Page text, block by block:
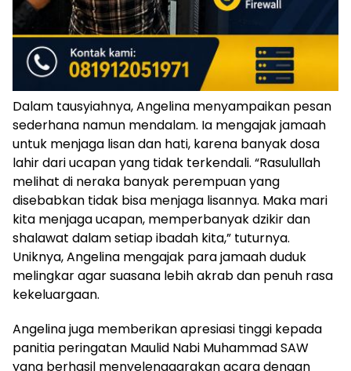
Dalam tausyiahnya, Angelina menyampaikan pesan
sederhana namun mendalam. Ia mengajak jamaah
untuk menjaga lisan dan hati, karena banyak dosa
lahir dari ucapan yang tidak terkendali. “Rasulullah
melihat di neraka banyak perempuan yang
disebabkan tidak bisa menjaga lisannya. Maka mari
kita menjaga ucapan, memperbanyak dzikir dan
shalawat dalam setiap ibadah kita,” tuturnya.
Uniknya, Angelina mengajak para jamaah duduk
melingkar agar suasana lebih akrab dan penuh rasa
kekeluargaan.
Angelina juga memberikan apresiasi tinggi kepada
panitia peringatan Maulid Nabi Muhammad SAW
yang berhasil menyelenggarakan acara dengan